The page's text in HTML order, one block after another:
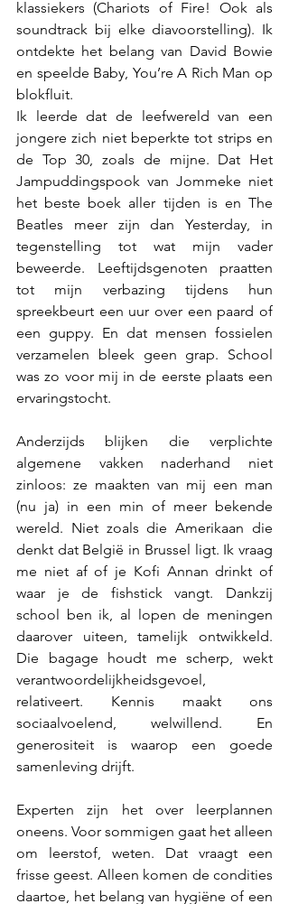
klassiekers (Chariots of Fire! Ook als
soundtrack bij elke diavoorstelling). Ik
ontdekte het belang van David Bowie
en speelde Baby, You’re A Rich Man op
blokfluit.
Ik leerde dat de leefwereld van een
jongere zich niet beperkte tot strips en
de Top 30, zoals de mijne. Dat Het
Jampuddingspook van Jommeke niet
het beste boek aller tijden is en The
Beatles meer zijn dan Yesterday, in
tegenstelling tot wat mijn vader
beweerde. Leeftijdsgenoten praatten
tot mijn verbazing tijdens hun
spreekbeurt een uur over een paard of
een guppy. En dat mensen fossielen
verzamelen bleek geen grap. School
was zo voor mij in de eerste plaats een
ervaringstocht.
Anderzijds blijken die verplichte
algemene vakken naderhand niet
zinloos: ze maakten van mij een man
(nu ja) in een min of meer bekende
wereld. Niet zoals die Amerikaan die
denkt dat België in Brussel ligt. Ik vraag
me niet af of je Kofi Annan drinkt of
waar je de fishstick vangt. Dankzij
school ben ik, al lopen de meningen
daarover uiteen, tamelijk ontwikkeld.
Die bagage houdt me scherp, wekt
verantwoordelijkheidsgevoel,
relativeert. Kennis maakt ons
sociaalvoelend, welwillend. En
generositeit is waarop een goede
samenleving drijft.
Experten zijn het over leerplannen
oneens. Voor sommigen gaat het alleen
om leerstof, weten. Dat vraagt een
frisse geest. Alleen komen de condities
daartoe, het belang van hygiëne of een